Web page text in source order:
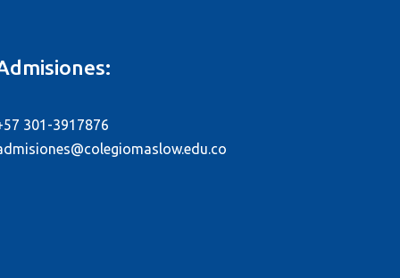
301-3917876